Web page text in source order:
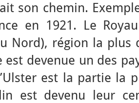
son chemin.
en 1921. Le
Nord), région la plus
est devenue un des
est la partie la
est devenu leur